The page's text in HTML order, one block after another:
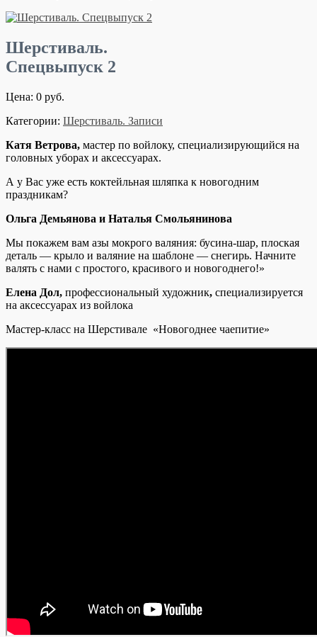
Шерстиваль.
Спецвыпуск 2
Цена: 0 руб.
Категории: Шерстиваль. Записи
Катя Ветрова, мастер по войлоку, специализирующийся на
головных уборах и аксессуарах.
А у Вас уже есть коктейльная шляпка к новогодним
праздникам?
Ольга Демьянова и Наталья Смольянинова
Мы покажем вам азы мокрого валяния: бусина-шар, плоская
деталь — крыло и валяние на шаблоне — снегирь. Начните
валять с нами с простого, красивого и новогоднего!»
Елена Дол, профессиональный художник, специализируется
на аксессуарах из войлока
Мастер-класс на Шерстивале «Новогоднее чаепитие»